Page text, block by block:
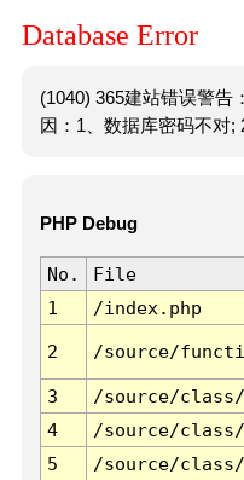
Database Error
(1040) 365建站错误警告
因：1、数据库密码不对;
PHP Debug
No. File
1
/index.php
2 /source/
3 /source/
4
/source/
5
/source/